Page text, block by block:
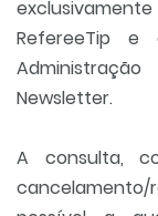
RefereeTip e
Newsletter.
A consulta,